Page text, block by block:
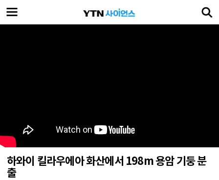
하와이 킬라우에아 화산에서 198m 용암 기둥 분
출